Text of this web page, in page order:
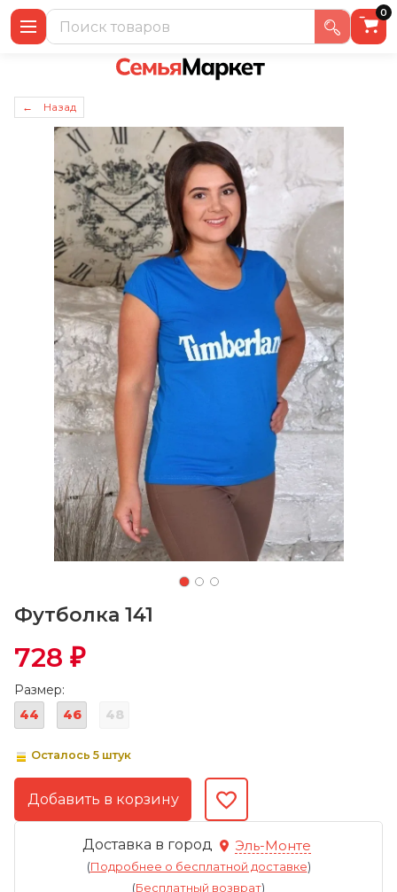
0
← Назад
Футболка 141
728 ₽
Размер:
44
46 48
Осталось 5 штук
Доставка в город Эль-Монте
(Подробнее о бесплатной доставке)
(Бесплатный возврат)